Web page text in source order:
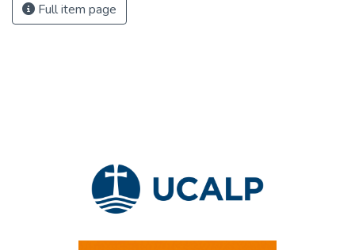
Full item page